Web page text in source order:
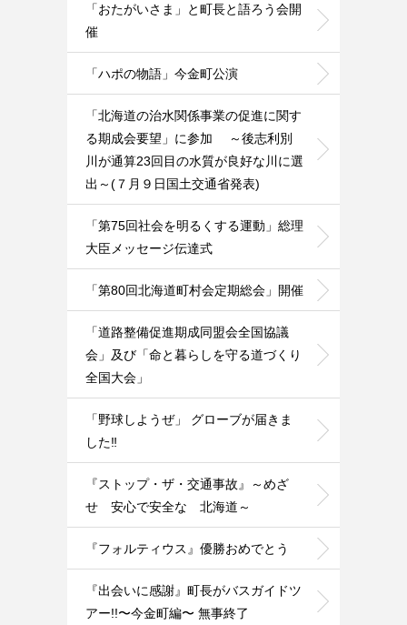
「おたがいさま」と町長と語ろう会開
催
「ハポの物語」今金町公演
「北海道の治水関係事業の促進に関す
る期成会要望」に参加 ～後志利別
川が通算23回目の水質が良好な川に選
出～(７月９日国土交通省発表)
「第75回社会を明るくする運動」総理
大臣メッセージ伝達式
「第80回北海道町村会定期総会」開催
「道路整備促進期成同盟会全国協議
会」及び「命と暮らしを守る道づくり
全国大会」
「野球しようぜ」 グローブが届きま
した‼️
『ストップ・ザ・交通事故』～めざ
せ 安心で安全な 北海道～
『フォルティウス』優勝おめでとう
『出会いに感謝』町長がバスガイドツ
アー!!〜今金町編〜 無事終了